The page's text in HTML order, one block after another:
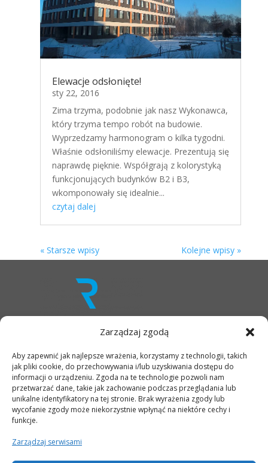
Zarządzaj zgodą
Aby zapewnić jak najlepsze wrażenia, korzystamy z technologii, takich
jak pliki cookie, do przechowywania i/lub uzyskiwania dostępu do
informacji o urządzeniu. Zgoda na te technologie pozwoli nam
przetwarzać dane, takie jak zachowanie podczas przeglądania lub
unikalne identyfikatory na tej stronie. Brak wyrażenia zgody lub
wycofanie zgody może niekorzystnie wpłynąć na niektóre cechy i
funkcje.
Zarządzaj serwisami
Elewacje odsłonięte!
sty 22, 2016
Zima trzyma, podobnie jak nasz Wykonawca,
który trzyma tempo robót na budowie.
Wyprzedzamy harmonogram o kilka tygodni.
Właśnie odsłoniliśmy elewacje. Prezentują się
naprawdę pięknie. Współgrają z kolorystyką
funkcjonujących budynków B2 i B3,
wkomponowały się idealnie...
czytaj dalej
« Starsze wpisy Kolejne wpisy »
OFERTA
INFRASTRUKTURA
MIEJSCE
OTOCZENIE
LOKALIZACJA
GALERIA
KONTAKT